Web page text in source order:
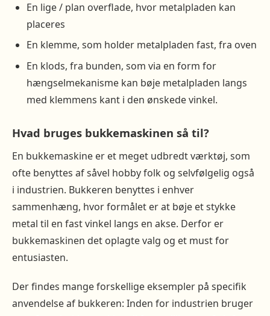
En lige / plan overflade, hvor metalpladen kan
placeres
En klemme, som holder metalpladen fast, fra oven
En klods, fra bunden, som via en form for
hængselmekanisme kan bøje metalpladen langs
med klemmens kant i den ønskede vinkel.
Hvad bruges bukkemaskinen så til?
En bukkemaskine er et meget udbredt værktøj, som
ofte benyttes af såvel hobby folk og selvfølgelig også
i industrien. Bukkeren benyttes i enhver
sammenhæng, hvor formålet er at bøje et stykke
metal til en fast vinkel langs en akse. Derfor er
bukkemaskinen det oplagte valg og et must for
entusiasten.
Der findes mange forskellige eksempler på specifik
anvendelse af bukkeren: Inden for industrien bruger